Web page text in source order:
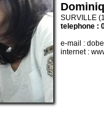
SURVILLE
telephone :
e-mail :
internet :